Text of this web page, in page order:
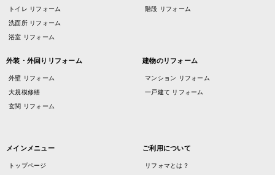
トイレ リフォーム
洗面所 リフォーム
浴室 リフォーム
階段 リフォーム
外装・外回りリフォーム
外壁 リフォーム
大規模修繕
玄関 リフォーム
建物のリフォーム
マンション リフォーム
一戸建て リフォーム
メインメニュー
トップページ
ご利用について
リフォマとは？